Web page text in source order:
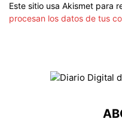
Este sitio usa Akismet para
procesan los datos de tus